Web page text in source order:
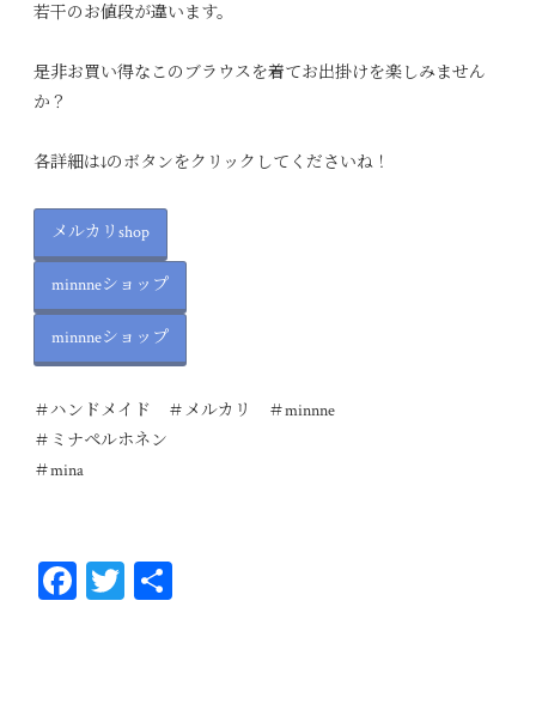
若干のお値段が違います。
是非お買い得なこのブラウスを着てお出掛けを楽しみません
か？
各詳細は↓のボタンをクリックしてくださいね！
メルカリshop
minnneショップ
minnneショップ
＃ハンドメイド ＃メルカリ ＃minnne
＃ミナペルホネン
＃mina
Fa T